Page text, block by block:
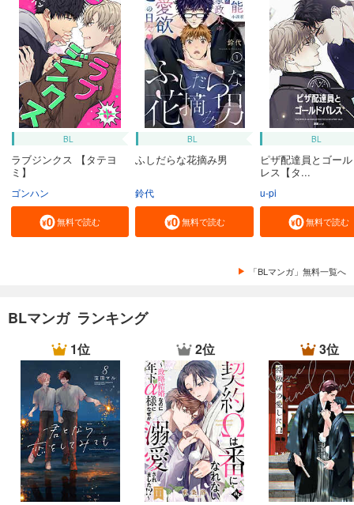
BL
ラブジンクス 【タテヨ
ミ】
ゴンハン
無料で読む
BL
ふしだらな花摘み男
鈴代
無料で読む
BL
ピザ配達員とゴー
レス【タ...
u-pi
無料で読む
「BLマンガ」無料一覧へ
BLマンガ ランキング
1位 2位 3位